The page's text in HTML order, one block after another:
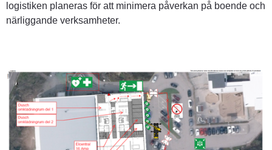
logistiken planeras för att minimera påverkan på boende och
närliggande verksamheter.